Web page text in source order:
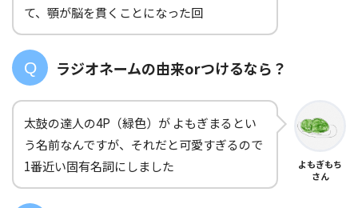
て、顎が脳を貫くことになった回
ラジオネームの由来orつけるなら？
太鼓の達人の4P（緑色）が よもぎまるとい
う名前なんですが、それだと可愛すぎるので
1番近い固有名詞にしました
よもぎもち
さん